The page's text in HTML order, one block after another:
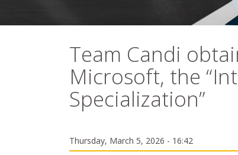
Team Candi
Microsoft, the
Specialization”
Thursday, March 5, 2026 - 16:42